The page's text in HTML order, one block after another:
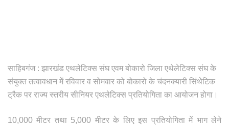
साहिबगंज : झारखंड एथलेटिक्स संघ एवम बोकारो जिला एथेलेटिक्स संघ के
संयुक्त तत्वावधान में रविवार व सोमवार को बोकारो के चंदनक्यारी सिंथेटिक
ट्रैक पर राज्य स्तरीय सीनियर एथलेटिक्स प्रतियोगिता का आयोजन होगा।
10,000 मीटर तथा 5,000 मीटर के लिए इस प्रतियोगिता में भाग लेने